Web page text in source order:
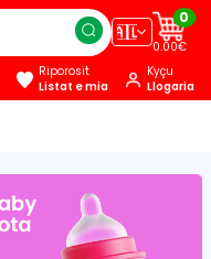
🇦🇱
0
0.00€
Riporosit
Listat e mia
Kyçu
Llogaria